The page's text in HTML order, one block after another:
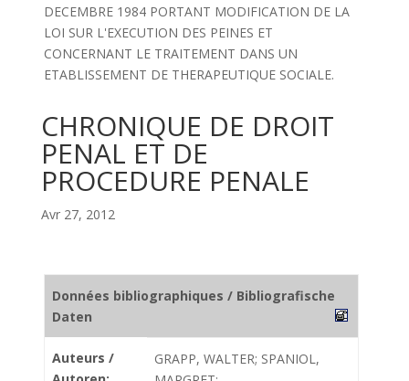
DECEMBRE 1984 PORTANT MODIFICATION DE LA
LOI SUR L'EXECUTION DES PEINES ET
CONCERNANT LE TRAITEMENT DANS UN
ETABLISSEMENT DE THERAPEUTIQUE SOCIALE.
CHRONIQUE DE DROIT
PENAL ET DE
PROCEDURE PENALE
Avr 27, 2012
Données bibliographiques / Bibliografische
Daten
Auteurs /
GRAPP, WALTER; SPANIOL,